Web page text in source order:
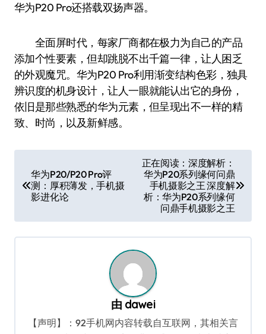
华为P20 Pro还搭载双扬声器。
全面屏时代，每家厂商都在极力为自己的产品
添加个性要素，但却跳脱不出千篇一律，让人困乏
的外观魔咒。华为P20 Pro利用渐变结构色彩，独具
辨识度的机身设计，让人一眼就能认出它的身份，
依旧是那些熟悉的华为元素，但呈现出不一样的精
致、时尚，以及新鲜感。
章
航
华为P20/P20 Pro评
测：厚积薄发，手机摄
影进化论
正在阅读：深度解析：
华为P20系列缘何问鼎
手机摄影之王 深度解
析：华为P20系列缘何
问鼎手机摄影之王
由 dawei
【声明】：92手机网内容转载自互联网，其相关言